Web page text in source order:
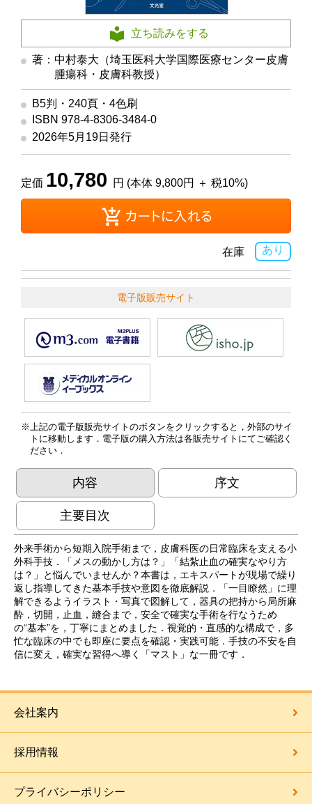
立ち読みをする
著：中村泰大（埼玉医科大学国際医療センター皮膚
腫瘍科・皮膚科教授）
B5判・240頁・4色刷
ISBN 978-4-8306-3484-0
2026年5月19日発行
定価 10,780 円 (本体 9,800円 ＋ 税10%)
あり
在庫
電子版販売サイト
上記の電子版販売サイトのボタンをクリックすると，外部のサイ
トに移動します．電子版の購入方法は各販売サイトにてご確認く
ださい．
内容 序文
主要目次
外来手術から短期入院手術まで，皮膚科医の日常臨床を支える小
外科手技．「メスの動かし方は？」「結紮止血の確実なやり方
は？」と悩んでいませんか？本書は，エキスパートが現場で繰り
返し指導してきた基本手技や意図を徹底解説．「一目瞭然」に理
解できるようイラスト・写真で図解して，器具の把持から局所麻
酔，切開，止血，縫合まで，安全で確実な手術を行なうため
の“基本”を，丁寧にまとめました．視覚的・直感的な構成で，多
忙な臨床の中でも即座に要点を確認・実践可能．手技の不安を自
信に変え，確実な習得へ導く「マスト」な一冊です．
会社案内
採用情報
プライバシーポリシー